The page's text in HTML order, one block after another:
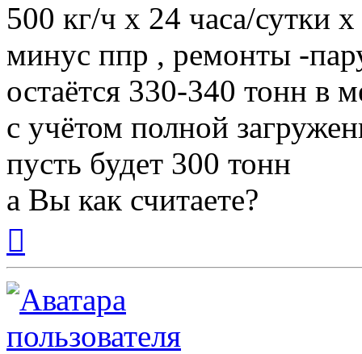
500 кг/ч х 24 часа/сутки
минус ппр , ремонты -
остаётся 330-340 тонн в
с учётом полной
пусть будет 300 тонн
а Вы как считаете?
началу